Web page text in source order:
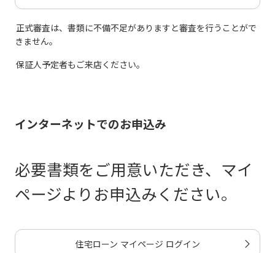
正式審査は、書類に不備不足がありますと審査を行うことがで
きません。
保証人予定者もご来店ください。
インターネットでのお申込み
必要書類をご用意いただき、マイ
ページよりお申込みください。
住宅ローン マイページ ログイン